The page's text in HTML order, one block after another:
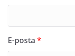
E-posta *